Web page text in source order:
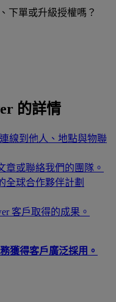
下單或升級授權嗎？
的詳情
線到他人、地點與物聯
章或聯絡我們的團隊。
全球合作夥伴計劃
客戶取得的成果。
獲得客戶廣泛採用。